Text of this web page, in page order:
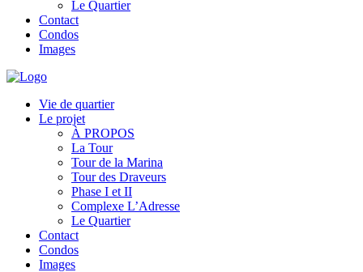
Le Quartier
Contact
Condos
Images
Vie de quartier
Le projet
À PROPOS
La Tour
Tour de la Marina
Tour des Draveurs
Phase I et II
Complexe L’Adresse
Le Quartier
Contact
Condos
Images